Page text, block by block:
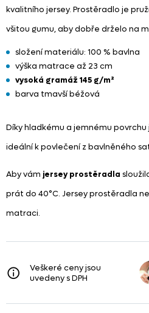
kvalitního jersey. Prostěradlo je
všitou gumu, aby dobře drželo na
složení materiálu: 100 % bavlna
výška matrace až 23 cm
vysoká gramáž 145 g/m²
barva tmavší béžová
Díky hladkému a jemnému
ideální k povlečení z bavlněného
Aby vám jersey prostěradla
prát do 40°C. Jersey prostěradla
matraci.
Veškeré ceny jsou
uvedeny s DPH